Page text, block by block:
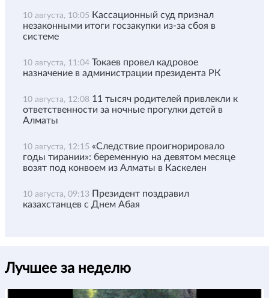
10 августа, 10:05 Кассационный суд признал
незаконными итоги госзакупки из-за сбоя в
системе
10 августа, 11:04 Токаев провел кадровое
назначение в администрации президента РК
10 августа, 12:08 11 тысяч родителей привлекли к
ответственности за ночные прогулки детей в
Алматы
10 августа, 12:15 «Следствие проигнорировало
годы тирании»: беременную на девятом месяце
возят под конвоем из Алматы в Каскелен
10 августа, 09:13 Президент поздравил
казахстанцев с Днем Абая
Лучшее за неделю